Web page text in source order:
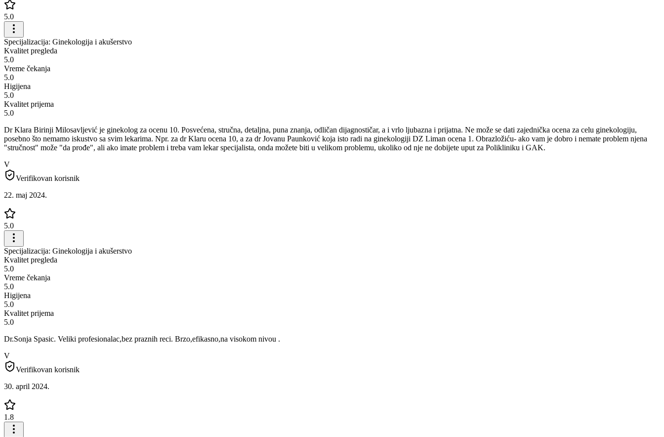
5.0
Specijalizacija: Ginekologija i akušerstvo
Kvalitet pregleda
5.0
Vreme čekanja
5.0
Higijena
5.0
Kvalitet prijema
5.0
Dr Klara Birinji Milosavljević je ginekolog za ocenu 10. Posvećena, stručna, detaljna, puna znanja, odličan dijagnostičar, a i vrlo ljubazna i prijatna. Ne može se dati zajednička ocena za celu ginekologiju,
posebno što nemamo iskustvo sa svim lekarima. Npr. za dr Klaru ocena 10, a za dr Jovanu Paunković koja isto radi na ginekologiji DZ Liman ocena 1. Obrazložiću- ako vam je dobro i nemate problem njena
"stručnost" može "da prođe", ali ako imate problem i treba vam lekar specijalista, onda možete biti u velikom problemu, ukoliko od nje ne dobijete uput za Polikliniku i GAK.
V
Verifikovan korisnik
22. maj 2024.
5.0
Specijalizacija: Ginekologija i akušerstvo
Kvalitet pregleda
5.0
Vreme čekanja
5.0
Higijena
5.0
Kvalitet prijema
5.0
Dr.Sonja Spasic. Veliki profesionalac,bez praznih reci. Brzo,efikasno,na visokom nivou .
V
Verifikovan korisnik
30. april 2024.
1.8